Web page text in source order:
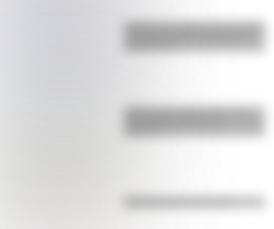
¿Sabías que Argentina tuvo la torre
¿Sabías que Buenos Aires tiene